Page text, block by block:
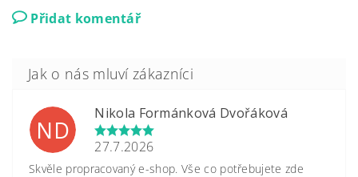
Přidat komentář
ND
Nikola Formánková Dvořáková
27.7.2026
Skvěle propracovaný e-shop. Vše co potřebujete zde